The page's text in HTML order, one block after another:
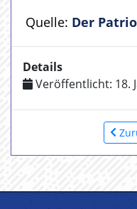
Quelle: Der
Details
Veröffentlicht: 18.